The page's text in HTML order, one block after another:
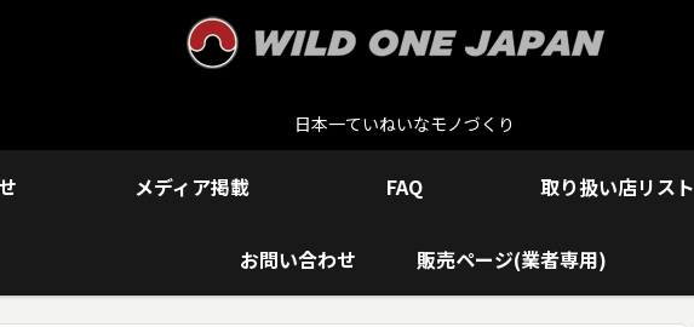
日本一ていねいなモノづくり
メディア掲載 FAQ 取り扱い店リスト
お問い合わせ 販売ページ(業者専用)